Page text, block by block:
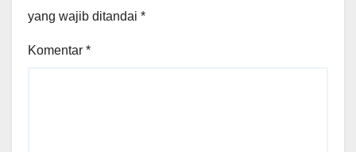
yang wajib ditandai *
Komentar *